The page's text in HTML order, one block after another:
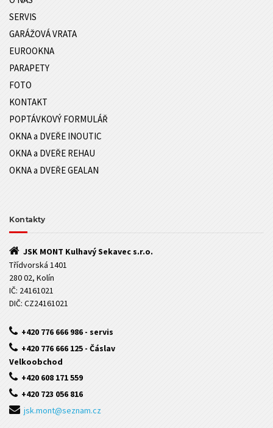
SERVIS
GARÁŽOVÁ VRATA
EUROOKNA
PARAPETY
FOTO
KONTAKT
POPTÁVKOVÝ FORMULÁŘ
OKNA a DVEŘE INOUTIC
OKNA a DVEŘE REHAU
OKNA a DVEŘE GEALAN
Kontakty
JSK MONT Kulhavý Sekavec s.r.o.
Třídvorská 1401
280 02, Kolín
IČ: 24161021
DIČ: CZ24161021
+420 776 666 986 - servis
+420 776 666 125 - Čáslav
Velkoobchod
+420 608 171 559
+420 723 056 816
jsk.mont@seznam.cz